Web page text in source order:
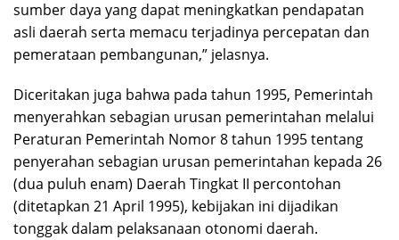
sumber daya yang dapat meningkatkan pendapatan
asli daerah serta memacu terjadinya percepatan dan
pemerataan pembangunan,” jelasnya.
Diceritakan juga bahwa pada tahun 1995, Pemerintah
menyerahkan sebagian urusan pemerintahan melalui
Peraturan Pemerintah Nomor 8 tahun 1995 tentang
penyerahan sebagian urusan pemerintahan kepada 26
(dua puluh enam) Daerah Tingkat II percontohan
(ditetapkan 21 April 1995), kebijakan ini dijadikan
tonggak dalam pelaksanaan otonomi daerah.